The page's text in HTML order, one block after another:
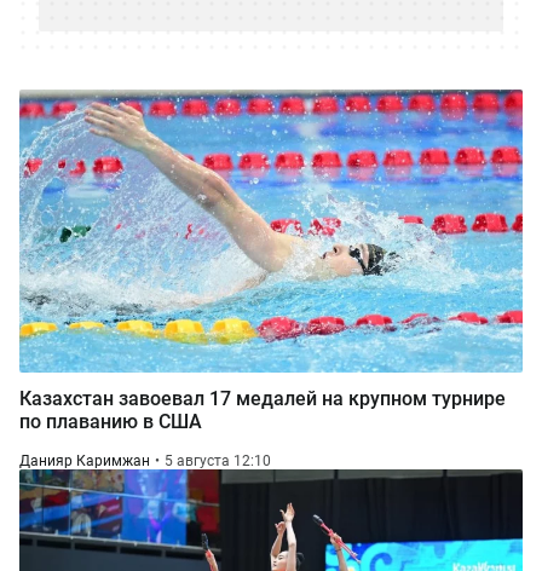
Казахстан завоевал 17 медалей на крупном турнире
по плаванию в США
Данияр Каримжан 5 августа 12:10